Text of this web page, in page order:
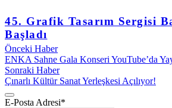
45. Grafik Tasarım Sergisi
Başladı
Önceki Haber
ENKA Sahne Gala Konseri YouTube’da
Sonraki Haber
Çınarlı Kültür Sanat Yerleşkesi Açılıyor!
E-Posta Adresi*